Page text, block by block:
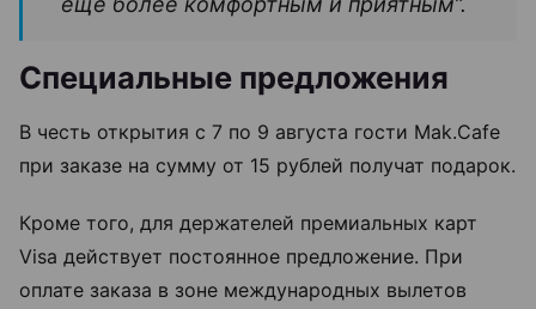
Специальные предложения
В честь открытия с 7 по 9 августа гости Mak.Cafe
при заказе на сумму от 15 рублей получат подарок.
Кроме того, для держателей премиальных карт
Visa действует постоянное предложение. При
оплате заказа в зоне международных вылетов